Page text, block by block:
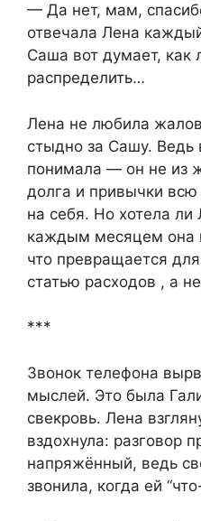
— Да нет, мам,
отвечала Лена
Саша вот думает, как
распределить…
Лена не любила
стыдно за Сашу. Ведь
понимала — он не из
долга и привычки всю
на себя. Но хотела
каждым месяцем она
что превращается
статью расходов , а
***
Звонок телефона
мыслей. Это была
свекровь. Лена
вздохнула: разговор
напряжённый, ведь
звонила, когда ей